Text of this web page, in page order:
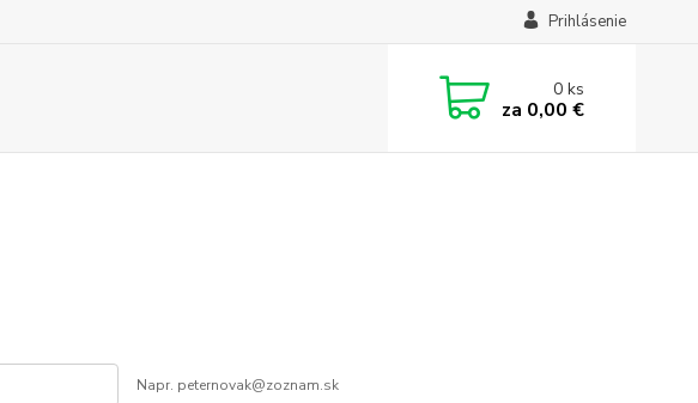
Prihlásenie
0ks
za 0,00 €
Napr. peternovak@zoznam.sk